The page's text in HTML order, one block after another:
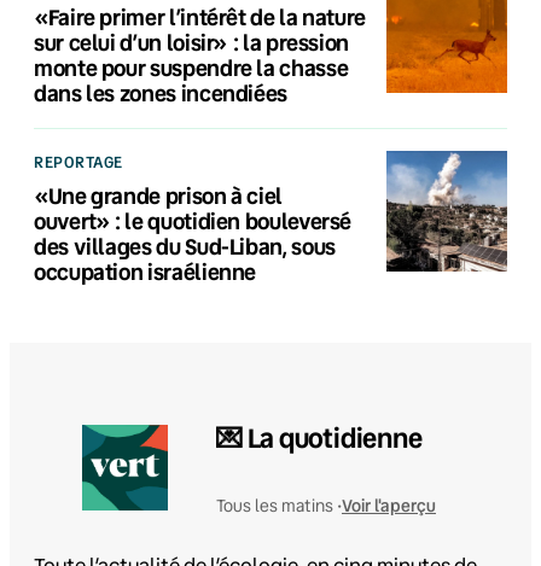
«Faire primer l’intérêt de la nature
sur celui d’un loisir» : la pression
monte pour suspendre la chasse
dans les zones incendiées
REPORTAGE
«Une grande prison à ciel
ouvert» : le quotidien bouleversé
des villages du Sud-Liban, sous
occupation israélienne
💌 La quotidienne
Tous les matins •Voir l'aperçu